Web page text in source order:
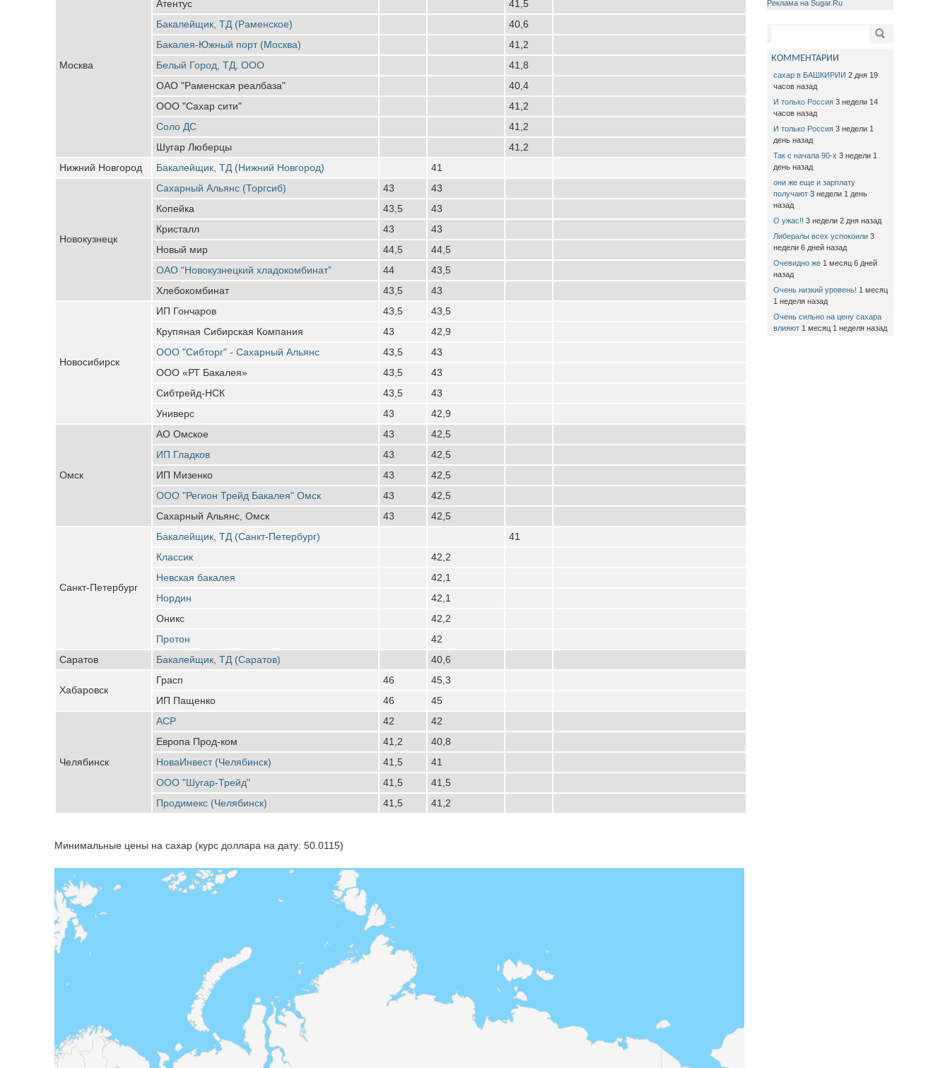
Москва
Атентус
41,5
Бакалейщик, ТД (Раменское)
40,6
Бакалея-Южный порт (Москва)
41,2
Белый Город, ТД, ООО
41,8
ОАО "Раменская реалбаза"
40,4
ООО "Сахар сити"
41,2
Соло ДС
41,2
Шугар Люберцы
41,2
Нижний Новгород
Бакалейщик, ТД (Нижний Новгород) 41
Новокузнецк
Сахарный Альянс (Торгсиб) 43
43
Копейка
43,5
43
Кристалл
43
43
Новый мир
44,5
44,5
ОАО “Новокузнецкий хладокомбинат”
44
43,5
Хлебокомбинат
43,5 43
Новосибирск
ИП Гончаров 43,5
43,5
Крупяная Сибирская Компания
43
42,9
ООО "Сибторг" - Сахарный Альянс
43,5
43
ООО «РТ Бакалея»
43,5
43
Сибтрейд-НСК
43,5
43
Универс
43 42,9
Омск
АО Омское 43
42,5
ИП Гладков
43
42,5
ИП Мизенко
43
42,5
ООО "Регион Трейд Бакалея" Омск
43
42,5
Сахарный Альянс, Омск
43 42,5
Санкт-Петербург
Бакалейщик, ТД (Санкт-Петербург)
41
Классик
42,2
Невская бакалея
42,1
Нордин
42,1
Оникс
42,2
Протон
42
Саратов
Бакалейщик, ТД (Саратов) 40,6
Хабаровск
Грасп 46
45,3
ИП Пащенко
46 45
Челябинск
АСР 42
42
Европа Прод-ком
41,2
40,8
НоваИнвест (Челябинск)
41,5
41
ООО "Шугар-Трейд"
41,5
41,5
Продимекс (Челябинск)
41,5 41,2
Минимальные цены на сахар (курс доллара на дату: 50.0115)
Реклама на Sugar.Ru
Поиск
КОММЕНТАРИИ
сахар в БАШКИРИИ 2 дня 19
часов назад
И только Россия 3 недели 14
часов назад
И только Россия 3 недели 1
день назад
Так с начала 90-х 3 недели 1
день назад
они же еще и зарплату
получают 3 недели 1 день
назад
О ужас!! 3 недели 2 дня назад
Либералы всех успокоили 3
недели 6 дней назад
Очевидно же 1 месяц 6 дней
назад
Очень низкий уровень! 1 месяц
1 неделя назад
Очень сильно на цену сахара
влияют 1 месяц 1 неделя назад